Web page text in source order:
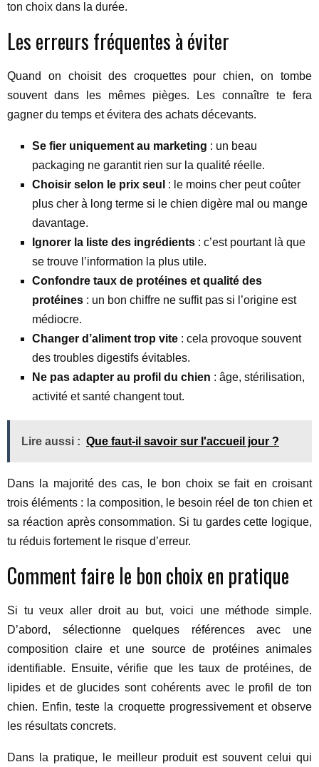
ton choix dans la durée.
Les erreurs fréquentes à éviter
Quand on choisit des croquettes pour chien, on tombe
souvent dans les mêmes pièges. Les connaître te fera
gagner du temps et évitera des achats décevants.
Se fier uniquement au marketing : un beau
packaging ne garantit rien sur la qualité réelle.
Choisir selon le prix seul : le moins cher peut coûter
plus cher à long terme si le chien digère mal ou mange
davantage.
Ignorer la liste des ingrédients : c’est pourtant là que
se trouve l’information la plus utile.
Confondre taux de protéines et qualité des
protéines : un bon chiffre ne suffit pas si l’origine est
médiocre.
Changer d’aliment trop vite : cela provoque souvent
des troubles digestifs évitables.
Ne pas adapter au profil du chien : âge, stérilisation,
activité et santé changent tout.
Lire aussi : Que faut-il savoir sur l'accueil jour ?
Dans la majorité des cas, le bon choix se fait en croisant
trois éléments : la composition, le besoin réel de ton chien et
sa réaction après consommation. Si tu gardes cette logique,
tu réduis fortement le risque d’erreur.
Comment faire le bon choix en pratique
Si tu veux aller droit au but, voici une méthode simple.
D’abord, sélectionne quelques références avec une
composition claire et une source de protéines animales
identifiable. Ensuite, vérifie que les taux de protéines, de
lipides et de glucides sont cohérents avec le profil de ton
chien. Enfin, teste la croquette progressivement et observe
les résultats concrets.
Dans la pratique, le meilleur produit est souvent celui qui